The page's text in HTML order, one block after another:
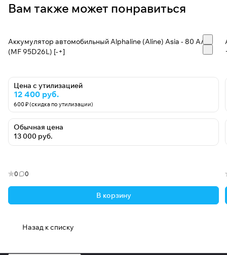
Вам также может понравиться
Аккумулятор автомобильный Alphaline (Aline) Asia - 80 А/ч
(MF 95D26L) [-+]
Цена с утилизацией
12 400 руб.
600 ₽ (скидка по утилизации)
Обычная цена
13 000 руб.
0 0
В корзину
Назад к списку